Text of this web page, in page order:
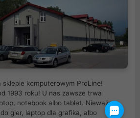
komputerowym ProLine!
1993 roku! U nas zawsze trwa
notebook albo tablet. Nieważne
gier, laptop dla grafika, albo